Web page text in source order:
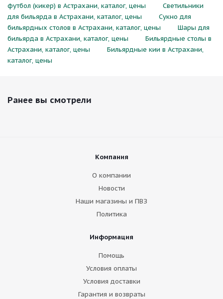
футбол (кикер) в Астрахани, каталог, цены
Светильники
для бильярда в Астрахани, каталог, цены
Сукно для
бильярдных столов в Астрахани, каталог, цены
Шары для
бильярда в Астрахани, каталог, цены
Бильярдные столы в
Астрахани, каталог, цены
Бильярдные кии в Астрахани,
каталог, цены
Ранее вы смотрели
Компания
О компании
Новости
Наши магазины и ПВЗ
Политика
Информация
Помощь
Условия оплаты
Условия доставки
Гарантия и возвраты